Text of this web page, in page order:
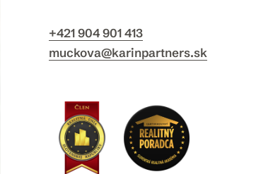
+421 904 901 413
muckova@karinpartners.sk